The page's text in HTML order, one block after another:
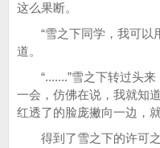
这么果断。
“雪之下同学，我可以
道。
“.......”雪之下转过头来
一会，仿佛在说，我就知
红透了的脸庞撇向一边，
得到了雪之下的许可之